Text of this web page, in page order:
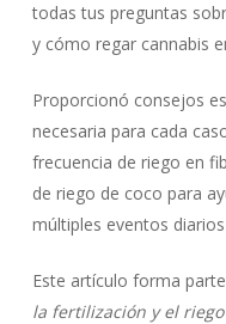
todas tus preguntas
y cómo regar cannabis
Proporcionó consejos
necesaria para cada
frecuencia de riego en
de riego de coco para
múltiples eventos
Este artículo forma
la fertilización y el